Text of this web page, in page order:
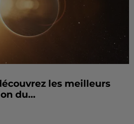
les meilleurs
du...